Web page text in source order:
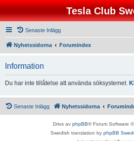
Tesla Club
Senaste Inlägg
Nyhetssidorna Forumindex
Information
Du har inte tillåtelse att använda söksystemet.
Senaste Inlägg Nyhetssidorna
Drivs av phpBB® Forum Software
Swedish translation by phpBB